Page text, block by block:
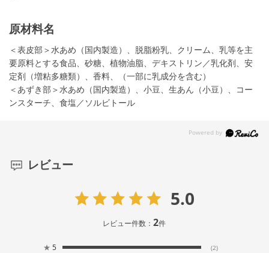
原材料名
＜表皮部＞水あめ（国内製造）、脱脂粉乳、クリーム、乳等を主
要原料とする食品、砂糖、植物油脂、デキストリン／乳化剤、安
定剤（増粘多糖類）、香料、（一部に乳成分を含む）
＜あずき部＞水あめ（国内製造）、小豆、生あん（小豆）、コー
ンスターチ、食塩／ソルビトール
レビュー
5.0
レビュー件数：2件
★ 5 (2)